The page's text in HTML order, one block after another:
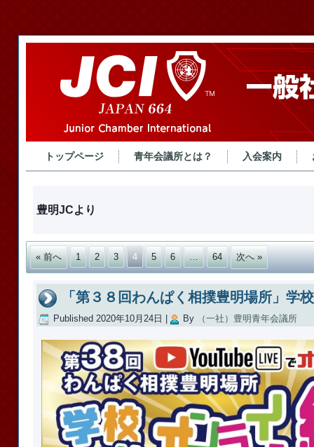
トップページ 青年会議所とは？ 入会案内
豊明JCより
« 前へ 1 2 3 4 5 6 … 64 次へ »
「第３８回わんぱく相撲豊明場所」学
Published 2020年10月24日 By （一社）豊明青年会議所